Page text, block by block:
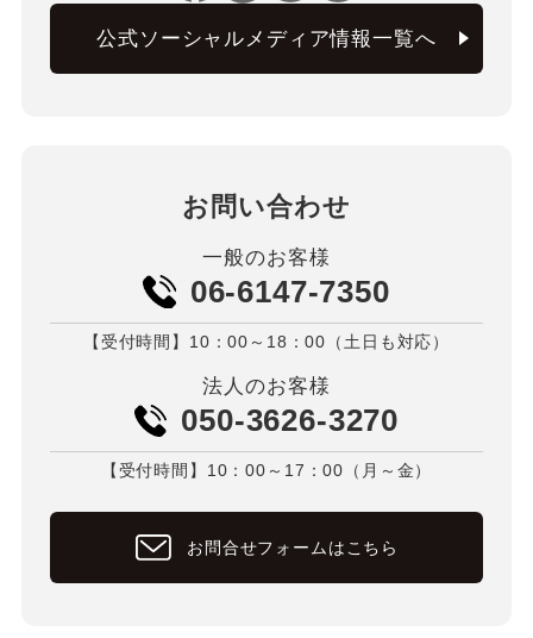
公式ソーシャルメディア情報一覧へ
お問い合わせ
一般のお客様
06-6147-7350
【受付時間】10：00～18：00（土日も対応）
法人のお客様
050-3626-3270
【受付時間】10：00～17：00（月～金）
お問合せフォームはこちら